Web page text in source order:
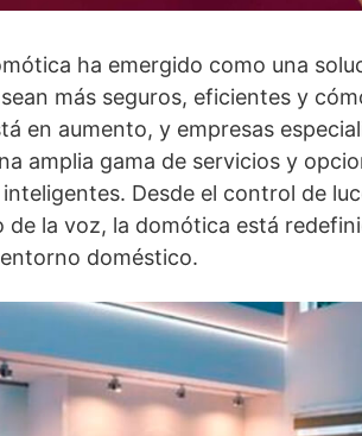
ha emergido como una
más seguros, eficientes y
en aumento, y empresas
amplia gama de servicios y
Desde el control de
de la voz, la domótica está
doméstico.